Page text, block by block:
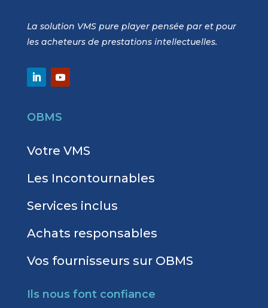
La solution VMS pure player pensée par et pour
les acheteurs de prestations intellectuelles.
OBMS
Votre VMS
Les Incontournables
Services inclus
Achats responsables
Vos fournisseurs sur OBMS
Ils nous font confiance